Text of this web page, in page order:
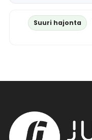
Suuri hajonta